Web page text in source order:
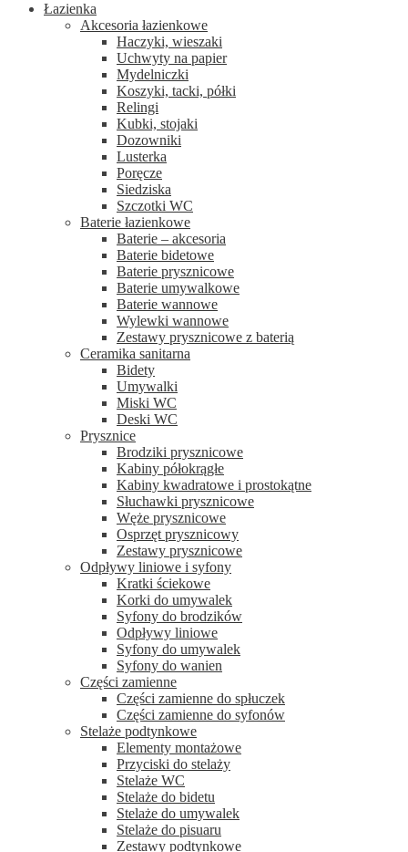
Łazienka
Akcesoria łazienkowe
Haczyki, wieszaki
Uchwyty na papier
Mydelniczki
Koszyki, tacki, półki
Relingi
Kubki, stojaki
Dozowniki
Lusterka
Poręcze
Siedziska
Szczotki WC
Baterie łazienkowe
Baterie – akcesoria
Baterie bidetowe
Baterie prysznicowe
Baterie umywalkowe
Baterie wannowe
Wylewki wannowe
Zestawy prysznicowe z baterią
Ceramika sanitarna
Bidety
Umywalki
Miski WC
Deski WC
Prysznice
Brodziki prysznicowe
Kabiny półokrągłe
Kabiny kwadratowe i prostokątne
Słuchawki prysznicowe
Węże prysznicowe
Osprzęt prysznicowy
Zestawy prysznicowe
Odpływy liniowe i syfony
Kratki ściekowe
Korki do umywalek
Syfony do brodzików
Odpływy liniowe
Syfony do umywalek
Syfony do wanien
Części zamienne
Części zamienne do spłuczek
Części zamienne do syfonów
Stelaże podtynkowe
Elementy montażowe
Przyciski do stelaży
Stelaże WC
Stelaże do bidetu
Stelaże do umywalek
Stelaże do pisuaru
Zestawy podtynkowe